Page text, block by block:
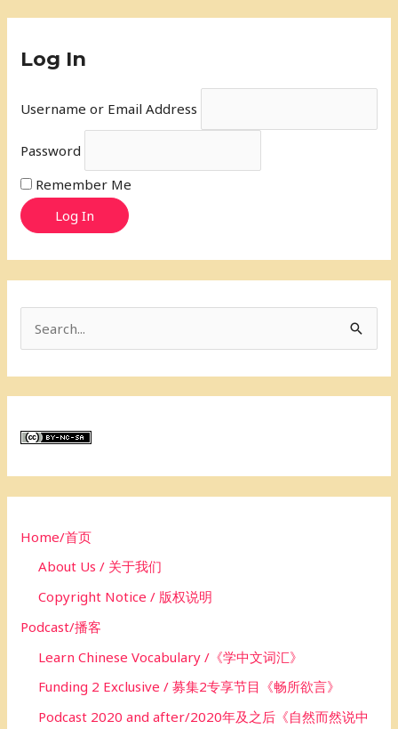
Log In
Username or Email Address
Password
Remember Me
Log In
c
rHome/首页
About Us / 关于我们
Copyright Notice / 版权说明
Podcast/播客
Learn Chinese Vocabulary /《学中文词汇》
Funding 2 Exclusive / 募集2专享节目《畅所欲言》
Podcast 2020 and after/2020年及之后《自然而然说中